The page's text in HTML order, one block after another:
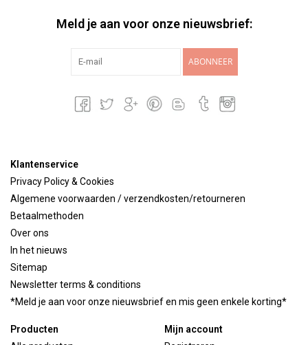
Meld je aan voor onze nieuwsbrief:
ABONNEER
Klantenservice
Privacy Policy & Cookies
Algemene voorwaarden / verzendkosten/retourneren
Betaalmethoden
Over ons
In het nieuws
Sitemap
Newsletter terms & conditions
*Meld je aan voor onze nieuwsbrief en mis geen enkele korting*
Producten
Mijn account